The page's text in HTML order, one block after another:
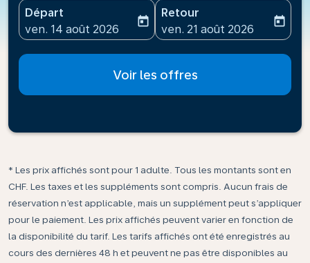
Départ
fc-booking-departure-date-aria-label
ven. 14 août 2026
today
Retour
fc-booking-return-date-
ven. 21 août 2026
today
Voir les offres
* Les prix affichés sont pour 1 adulte. Tous les montants sont en
CHF. Les taxes et les suppléments sont compris. Aucun frais de
réservation n’est applicable, mais un supplément peut s’appliquer
pour le paiement. Les prix affichés peuvent varier en fonction de
la disponibilité du tarif. Les tarifs affichés ont été enregistrés au
cours des dernières 48 h et peuvent ne pas être disponibles au